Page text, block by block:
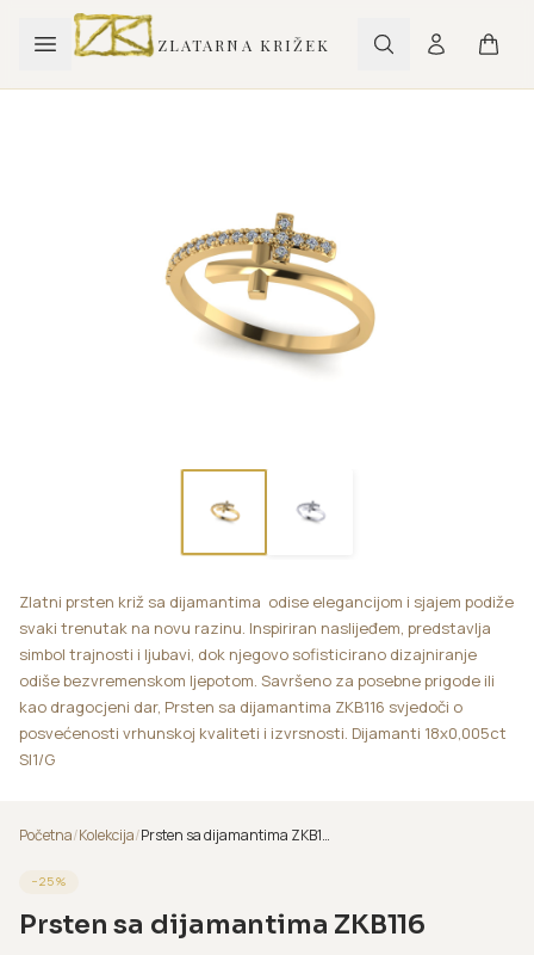
ZLATARNA KRIŽEK
Zlatni prsten križ sa dijamantima odise elegancijom i sjajem podiže
svaki trenutak na novu razinu. Inspiriran naslijeđem, predstavlja
simbol trajnosti i ljubavi, dok njegovo sofisticirano dizajniranje
odiše bezvremenskom ljepotom. Savršeno za posebne prigode ili
kao dragocjeni dar, Prsten sa dijamantima ZKB116 svjedoči o
posvećenosti vrhunskoj kvaliteti i izvrsnosti. Dijamanti 18x0,005ct
SI1/G
Početna/Kolekcija/ Prsten sa dijamantima ZKB116
−25%
Prsten sa dijamantima ZKB116